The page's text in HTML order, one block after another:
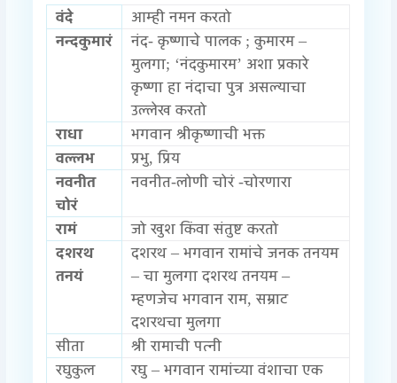
वंदे
आम्ही नमन करतो
नन्दकुमारं
नंद- कृष्णाचे पालक ; कुमारम –
मुलगा; ‘नंदकुमारम’ अशा प्रकारे
कृष्णा हा नंदाचा पुत्र असल्याचा
उल्लेख करतो
राधा
भगवान श्रीकृष्णाची भक्त
वल्लभ
प्रभु, प्रिय
नवनीत
चोरं
नवनीत-लोणी चोरं -चोरणारा
रामं
जो खुश किंवा संतुष्ट करतो
दशरथ
तनयं
दशरथ – भगवान रामांचे जनक तनयम
– चा मुलगा दशरथ तनयम –
म्हणजेच भगवान राम, सम्राट
दशरथचा मुलगा
सीता
श्री रामाची पत्नी
रघुकुल
रघु – भगवान रामांच्या वंशाचा एक